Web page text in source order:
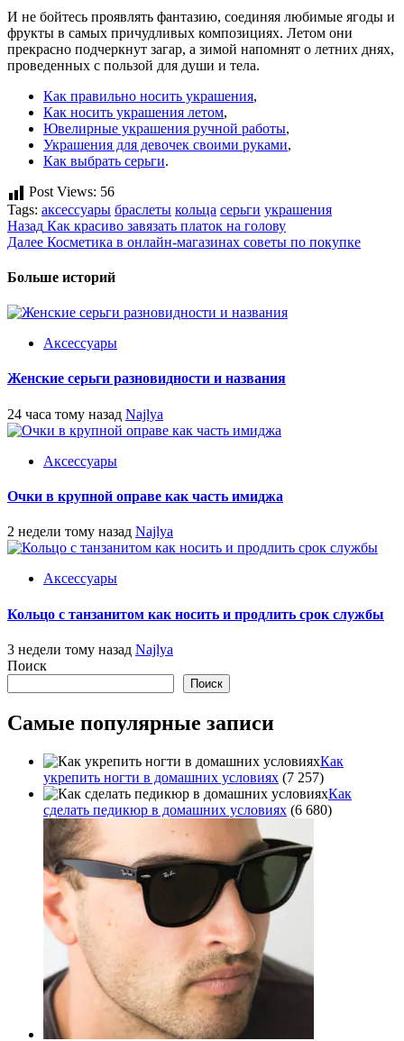
И не бойтесь проявлять фантазию, соединяя любимые ягоды и
фрукты в самых причудливых композициях. Летом они
прекрасно подчеркнут загар, а зимой напомнят о летних днях,
проведенных с пользой для души и тела.
Как правильно носить украшения,
Как носить украшения летом,
Ювелирные украшения ручной работы,
Украшения для девочек своими руками,
Как выбрать серьги.
Post Views: 56
Tags: аксессуары браслеты кольца серьги украшения
Post
navigation
Назад Как красиво завязать платок на голову
Далее Косметика в онлайн-магазинах советы по покупке
Больше историй
Аксессуары
Женские серьги разновидности и названия
24 часа тому назад Najlya
Аксессуары
Очки в крупной оправе как часть имиджа
2 недели тому назад Najlya
Аксессуары
Кольцо с танзанитом как носить и продлить срок службы
3 недели тому назад Najlya
Поиск
Поиск
Самые популярные записи
Как
укрепить ногти в домашних условиях (7 257)
Как
сделать педикюр в домашних условиях (6 680)